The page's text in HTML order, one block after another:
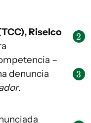
Riselco
–
denuncia
.